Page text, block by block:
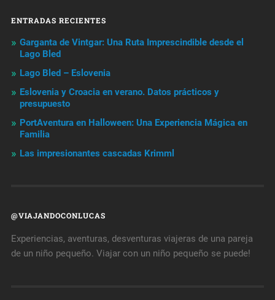
ENTRADAS RECIENTES
Garganta de Vintgar: Una Ruta Imprescindible desde el
Lago Bled
Lago Bled – Eslovenia
Eslovenia y Croacia en verano. Datos prácticos y
presupuesto
PortAventura en Halloween: Una Experiencia Mágica en
Familia
Las impresionantes cascadas Krimml
@VIAJANDOCONLUCAS
Experiencias, aventuras, desventuras viajeras de una pareja
de un niño pequeño. Viajar con un niño pequeño se puede!